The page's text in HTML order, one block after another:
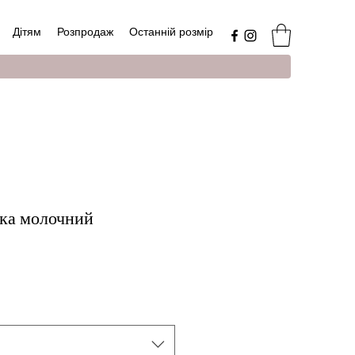
Дітям Розпродаж Останній розмір
молочний